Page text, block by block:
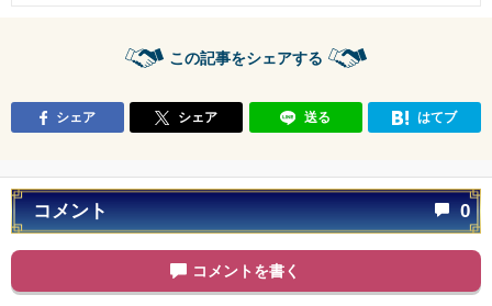
この記事をシェアする
シェア シェア 送る はてブ
コメント 0
コメントを書く